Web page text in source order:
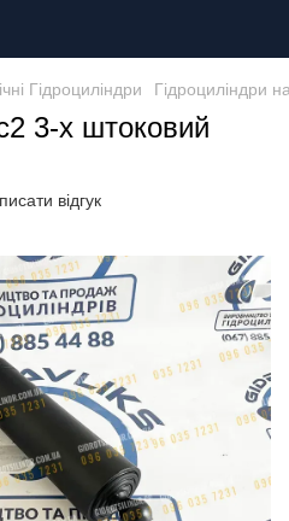
Гідроциліндри Гідроциліндри
3-х штоковий
відгук